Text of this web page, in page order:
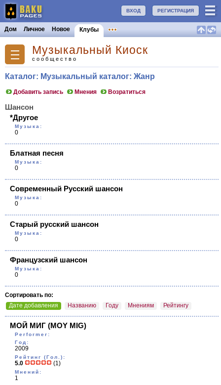
РЕГИСТРАЦИЯ
ВХОД
Дом Личное Новое Клубы
Музыкальный Киоск
сообщество
Каталог: Музыкальный каталог: Жанр
Добавить запись Мнения Возратиться
Шансон
*Другое
Музыка:
0
Блатная песня
Музыка:
0
Современный Русский шансон
Музыка:
0
Старый русский шансон
Музыка:
0
Французский шансон
Музыка:
0
Сортировать по:
Дате добавления
Названию Году Мнениям Рейтингу
МОЙ МИГ (MOY MIG)
Performer:
Год:
2009
Рейтинг (Гол.):
5.0 (1)
Мнений:
1